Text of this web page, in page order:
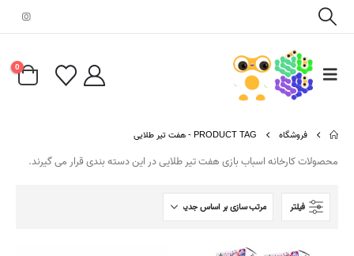
0
فروشگاه PRODUCT TAG - هفت تیر طلایی
محصولات کارخانه اسباب بازی هفت تیر طلایی در این دسته بندی قرار می گیرند.
فیلتر